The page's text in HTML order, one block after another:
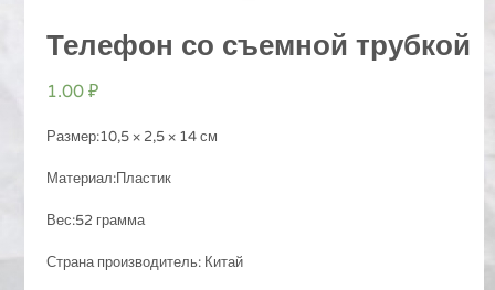
Телефон со съемной трубкой
1.00₽
Размер:10,5 × 2,5 × 14 см
Материал:Пластик
Вес:52 грамма
Страна производитель: Китай